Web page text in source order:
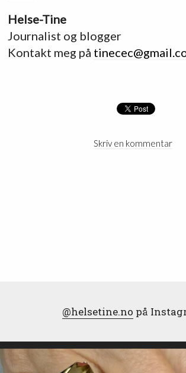
Helse-Tine
Journalist og blogger
Kontakt meg på
Skriv en kommentar
@helsetine.no på